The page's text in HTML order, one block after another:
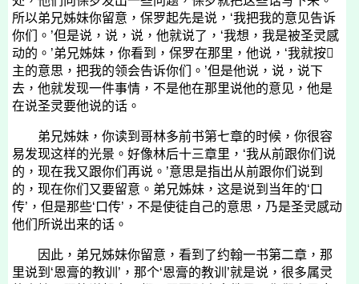
所以弟兄姊妹你留意，保罗起先是说，‘我把我的意见告诉
你们。’但是说，说，说，他就说了，‘我想，我是被圣灵感
动的。’弟兄姊妹，你看到，保罗在那里，他说，‘我就按
主的意思，把我的领会告诉你们。’但是他说，说，说下
去，他就发现一件事情，不是他在那里说他的意见，他是
在说圣灵要他说的话。
弟兄姊妹，你读到哥林多前书第七章的时候，你很容
易发现这样的光景。好像林后十三章里，‘我从前跟你们说
的，现在我又跟你们再说。’意思是指出从前跟你们说到
的，现在你们又要留意。弟兄姊妹，这是说到当年的‘口
传’，但是那些‘口传’，不是使徒自己的意思，乃是圣灵感动
他们所说出来的话。
因此，弟兄姊妹你留意，看到了约翰一书第二章，那
里说到‘恩膏的教训’，那个‘恩膏的教训’就是说，很多属灵